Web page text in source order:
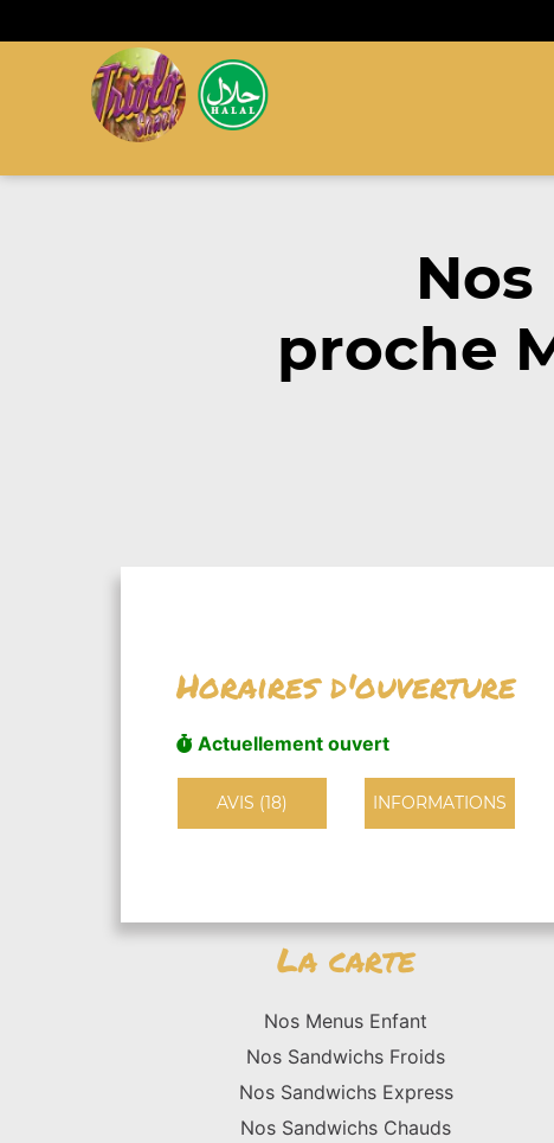
proche
Horaires d'ouverture
Actuellement ouvert
AVIS (18) INFORMATIONS
La carte
Nos Menus Enfant
Nos Sandwichs Froids
Nos Sandwichs Express
Nos Sandwichs Chauds